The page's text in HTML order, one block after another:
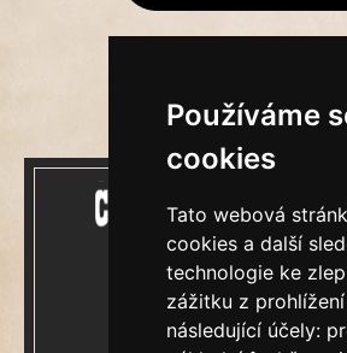
Používáme
cookies
Tato webová
cookies a další
technologie ke
zážitku z
následující účely:
Mecenášem Cimrmanova